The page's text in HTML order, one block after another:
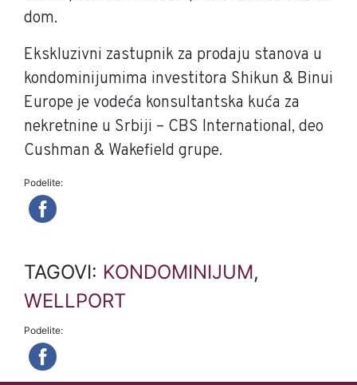
dom.
Ekskluzivni zastupnik za prodaju stanova u
kondominijumima investitora Shikun & Binui
Europe je vodeća konsultantska kuća za
nekretnine u Srbiji – CBS International, deo
Cushman & Wakefield grupe.
Podelite:
TAGOVI: KONDOMINIJUM,
WELLPORT
Podelite: